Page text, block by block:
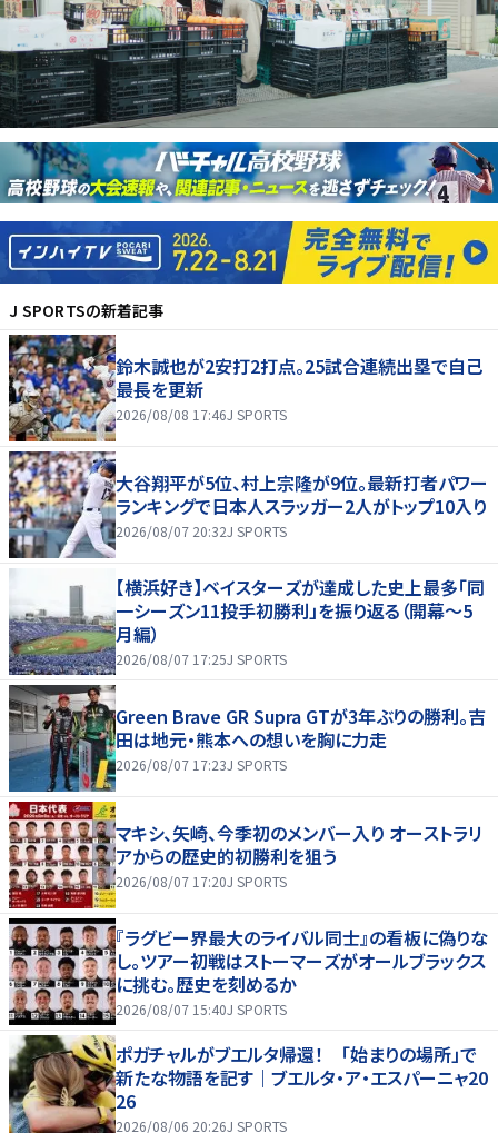
J SPORTSの新着記事
鈴木誠也が2安打2打点。25試合連続出塁で自己
最長を更新
2026/08/08 17:46J SPORTS
大谷翔平が5位、村上宗隆が9位。最新打者パワー
ランキングで日本人スラッガー2人がトップ10入り
2026/08/07 20:32J SPORTS
【横浜好き】ベイスターズが達成した史上最多「同
一シーズン11投手初勝利」を振り返る（開幕～5
月編）
2026/08/07 17:25J SPORTS
Green Brave GR Supra GTが3年ぶりの勝利。吉
田は地元・熊本への想いを胸に力走
2026/08/07 17:23J SPORTS
マキシ、矢崎、今季初のメンバー入り オーストラリ
アからの歴史的初勝利を狙う
2026/08/07 17:20J SPORTS
『ラグビー界最大のライバル同士』の看板に偽りな
し。ツアー初戦はストーマーズがオールブラックス
に挑む。歴史を刻めるか
2026/08/07 15:40J SPORTS
ポガチャルがブエルタ帰還！ 「始まりの場所」で
新たな物語を記す｜ブエルタ・ア・エスパーニャ20
26
2026/08/06 20:26J SPORTS